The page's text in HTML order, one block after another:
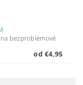
bezproblémové
od €4,95